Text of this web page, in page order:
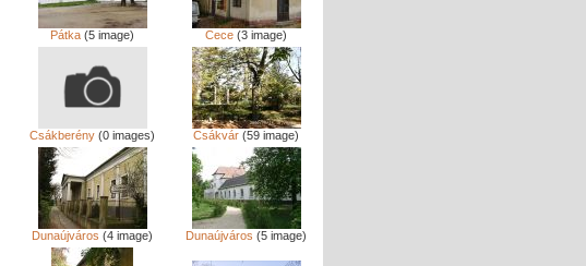
Pátka (5 image) Cece (3 image)
Csákberény (0 images) Csákvár (59 image)
Dunaújváros (4 image) Dunaújváros (5 image)